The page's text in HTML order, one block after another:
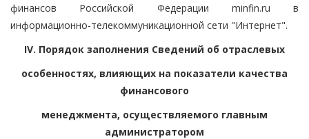
финансов Российской Федерации minfin.ru в
информационно-телекоммуникационной сети "Интернет".
IV. Порядок заполнения Сведений об отраслевых
особенностях, влияющих на показатели качества
финансового
менеджмента, осуществляемого главным
администратором